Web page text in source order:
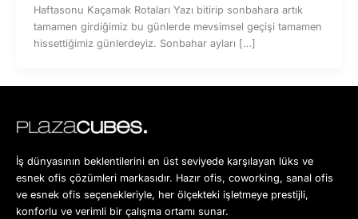
Haftasonu Kaçamak Rotaları Yazı bitirip sonbahara artık
tamamen girdiğimiz bu günlerde mevsimsel geçişi tamamen
hissettiğimiz günlerdeyiz. Sonbahar ayları […]
İş dünyasının beklentilerini en üst seviyede karşılayan lüks ve
esnek ofis çözümleri markasıdır. Hazır ofis, coworking, sanal ofis
ve esnek ofis seçenekleriyle, her ölçekteki işletmeye prestijli,
konforlu ve verimli bir çalışma ortamı sunar.